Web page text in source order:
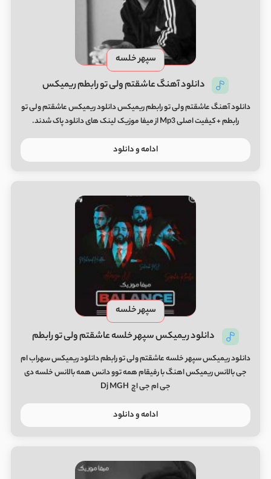
سپهر خلسه
دانلود آهنگ عاشقتم ولی تو رابطم ریمیکس
دانلود آهنگ عاشقتم ولی تو رابطم ریمیکس دانلود ریمیکس عاشقتم ولی تو
رابطم + کیفیت اصلی Mp3 از میفا موزیک لینک های دانلود پاک شدند.
ادامه و دانلود
سپهر خلسه
دانلود ریمیکس سپهر خلسه عاشقتم ولی تو رابطم
دانلود ریمیکس سپهر خلسه عاشقتم ولی تو رابطم دانلود ریمیکس سهراب ام
جی بالانس ریمیکس اهنگ با رفیقام همه توو دانس همه بالانس خلسه دی
جی ام جی اچ Dj MGH
ادامه و دانلود